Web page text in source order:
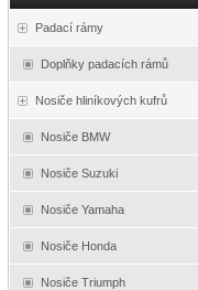
Padací rámy
Doplňky padacích rámů
Nosiče hliníkových kufrů
Nosiče BMW
Nosiče Suzuki
Nosiče Yamaha
Nosiče Honda
Nosiče Triumph